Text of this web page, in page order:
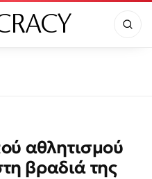
αθλητισμού
βραδιά της